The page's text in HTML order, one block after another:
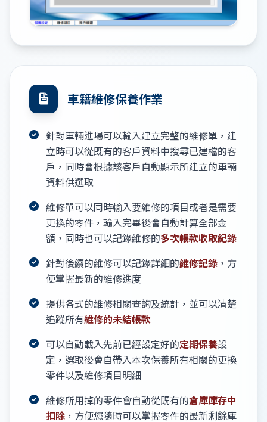
車籍維修保養作業
針對車輛進場可以輸入建立完整的維修單，建
立時可以從既有的客戶資料中搜尋已建檔的客
戶，同時會根據該客戶自動顯示所建立的車輛
資料供選取
維修單可以同時輸入要維修的項目或者是需要
更換的零件，輸入完畢後會自動計算全部金
額，同時也可以記錄維修的多次帳款收取紀錄
針對後續的維修可以記錄詳細的維修記錄 ，方
便掌握最新的維修進度
提供各式的維修相關查詢及統計，並可以清楚
追蹤所有維修的未結帳款
可以自動載入先前已經設定好的定期保養設
定，選取後會自帶入本次保養所有相關的更換
零件以及維修項目明細
維修所用掉的零件會自動從既有的倉庫庫存中
扣除 ，方便您隨時可以掌握零件的最新剩餘庫